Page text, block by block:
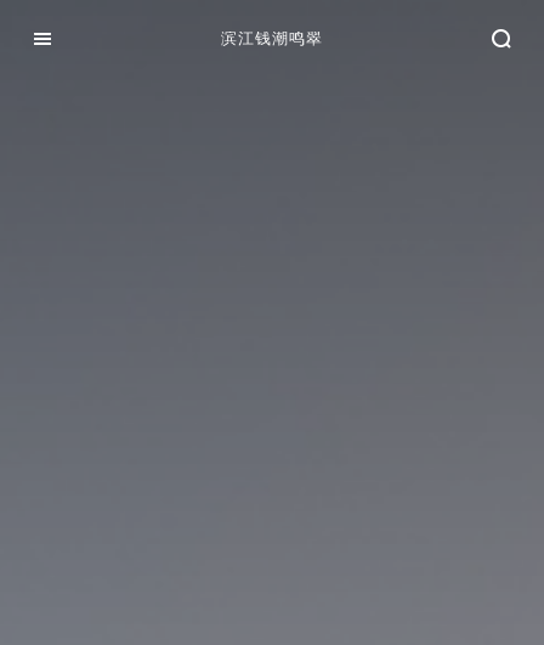
滨江钱潮鸣翠